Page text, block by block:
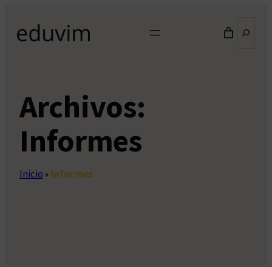
contenido
Archivos:
Informes
Inicio»Informes